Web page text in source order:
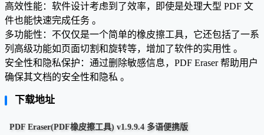
高效性能：软件设计考虑到了效率，即使是处理大型 PDF 文
件也能快速完成任务 。
多功能性：不仅仅是一个简单的橡皮擦工具，它还包括了一系
列高级功能如页面切割和旋转等，增加了软件的实用性 。
安全性和隐私保护：通过删除敏感信息，PDF Eraser 帮助用户
确保其文档的安全性和隐私 。
下载地址
PDF Eraser(PDF橡皮擦工具) v1.9.9.4 多语便携版